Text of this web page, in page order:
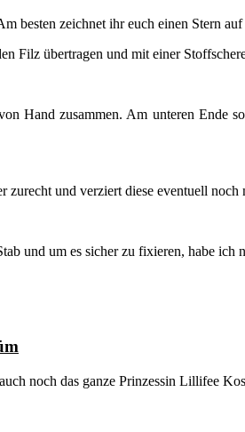
besten zeichnet ihr euch einen Stern
Filz übertragen und mit einer
Hand zusammen. Am unteren Ende
zurecht und verziert diese eventuell
und um es sicher zu fixieren, habe ich
noch das ganze Prinzessin Lillifee